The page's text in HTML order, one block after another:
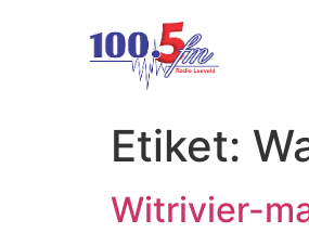
Etiket:
Witrivier-